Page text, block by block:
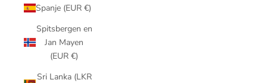
Spanje (EUR €)
Spitsbergen en
Jan Mayen
(EUR €)
Sri Lanka (LKR